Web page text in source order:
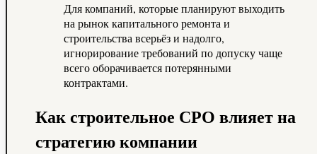
Для компаний, которые планируют выходить
на рынок капитального ремонта и
строительства всерьёз и надолго,
игнорирование требований по допуску чаще
всего оборачивается потерянными
контрактами.
Как строительное СРО влияет на
стратегию компании